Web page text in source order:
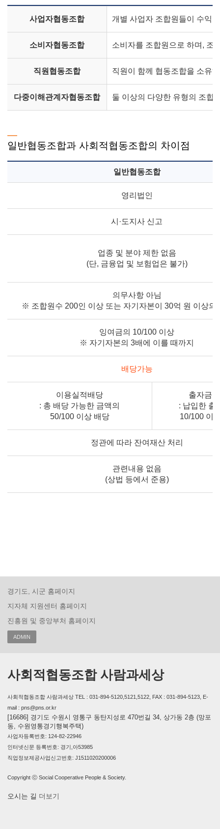
사업자협동조합 개별 사업자 조합원들이 수익
소비자협동조합 소비자를 조합원으로 하며, 조
직원협동조합 직원이 함께 협동조합을 소유
다중이해관계자협동조합 둘 이상의 다양한 유형의 조합
일반협동조합과 사회적협동조합의 차이점
일반협동조합
영리법인
시·도지사 신고
업종 및 분야 제한 없음
(단, 금융업 및 보험업은 불가)
의무사항 아님
※ 조합원수 200인 이상 또는 자기자본이 30억 원 이상의
잉여금의 10/100 이상
※ 자기자본의 3배에 이를 때까지
배당가능
이용실적배당
: 총 배당 가능한 금액의
50/100 이상 배당
출자금
: 납입한 출
10/100 이
정관에 따라 잔여재산 처리
관련내용 없음
(상법 등에서 준용)
경기도, 시군 홈페이지
지자체 지원센터 홈페이지
진흥원 및 중앙부처 홈페이지
ADMIN
사회적협동조합 사람과세상
사회적협동조합 사람과세상 TEL : 031-894-5120,5121,5122, FAX : 031-894-5123, E-
mail : pns@pns.or.kr
[16686] 경기도 수원시 영통구 동탄지성로 470번길 34, 상가동 2층 (망포
동, 수원영통경기행복주택)
사업자등록번호: 124-82-22946
인터넷신문 등록번호: 경기,아53985
직업정보제공사업신고번호: J1511020200006
Copyright ⓒ Social Cooperative People & Society.
오시는 길 더보기